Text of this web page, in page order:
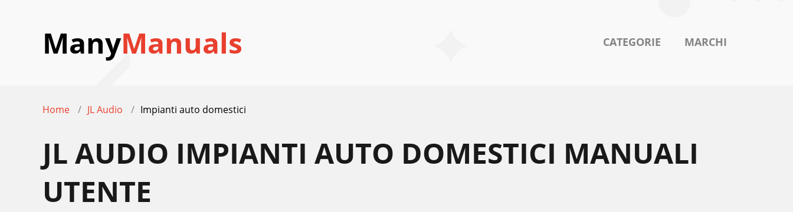
ManyManuals CATEGORIE MARCHI
Home JL Audio Impianti auto domestici
JL AUDIO IMPIANTI AUTO DOMESTICI MANUALI
UTENTE